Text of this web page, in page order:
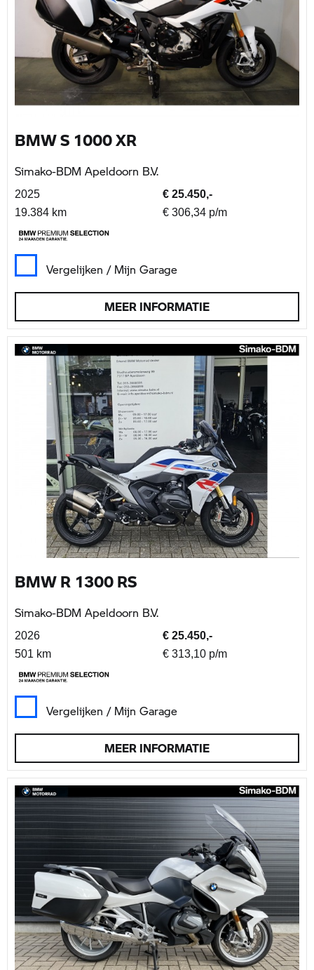
BMW S 1000 XR
Simako-BDM Apeldoorn B.V.
2025
€ 25.450,-
19.384 km
€ 306,34 p/m
Vergelijken / Mijn Garage
MEER INFORMATIE
BMW R 1300 RS
Simako-BDM Apeldoorn B.V.
2026
€ 25.450,-
501 km
€ 313,10 p/m
Vergelijken / Mijn Garage
MEER INFORMATIE